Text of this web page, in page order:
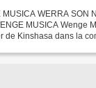
MUSICA WERRA SON
MUSICA Wenge
de Kinshasa dans la